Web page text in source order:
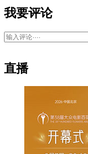
我要评论
直播